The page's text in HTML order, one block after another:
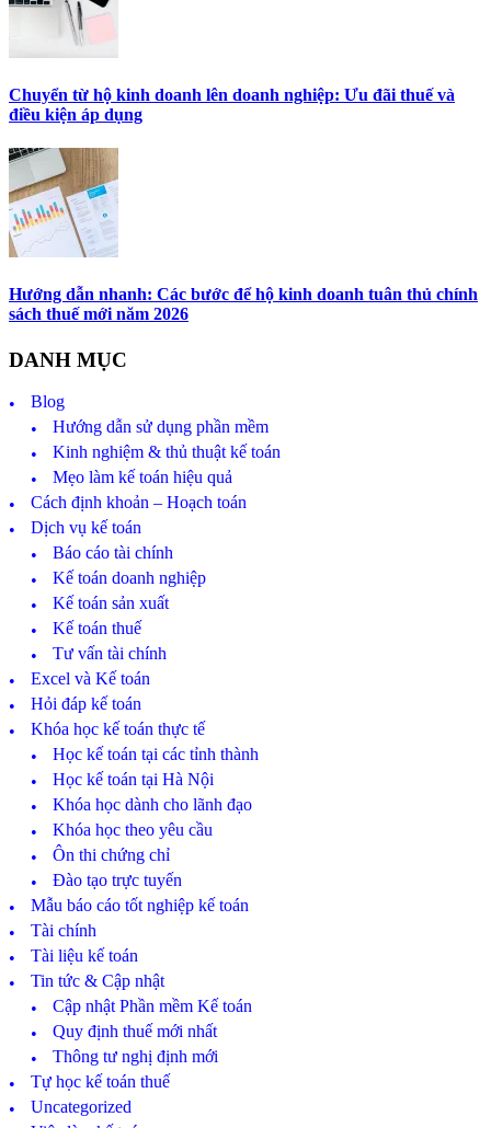
Chuyển từ hộ kinh doanh lên doanh nghiệp: Ưu đãi thuế và
điều kiện áp dụng
Hướng dẫn nhanh: Các bước để hộ kinh doanh tuân thủ chính
sách thuế mới năm 2026
DANH MỤC
Blog
Hướng dẫn sử dụng phần mềm
Kinh nghiệm & thủ thuật kế toán
Mẹo làm kế toán hiệu quả
Cách định khoản – Hoạch toán
Dịch vụ kế toán
Báo cáo tài chính
Kế toán doanh nghiệp
Kế toán sản xuất
Kế toán thuế
Tư vấn tài chính
Excel và Kế toán
Hỏi đáp kế toán
Khóa học kế toán thực tế
Học kế toán tại các tỉnh thành
Học kế toán tại Hà Nội
Khóa học dành cho lãnh đạo
Khóa học theo yêu cầu
Ôn thi chứng chỉ
Đào tạo trực tuyến
Mẫu báo cáo tốt nghiệp kế toán
Tài chính
Tài liệu kế toán
Tin tức & Cập nhật
Cập nhật Phần mềm Kế toán
Quy định thuế mới nhất
Thông tư nghị định mới
Tự học kế toán thuế
Uncategorized